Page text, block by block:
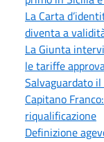
La Carta
diventa a
La Giunta
le tariffe
Salvaguardato il
Capitano
riqualificazione
Definizione